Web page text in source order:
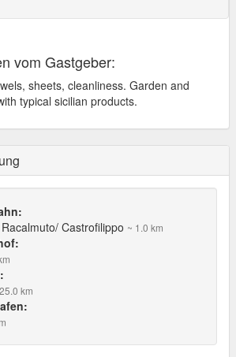
vom Gastgeber:
sheets, cleanliness. Garden and
typical sicilian products.
Castrofilippo ~ 1.0 km
km